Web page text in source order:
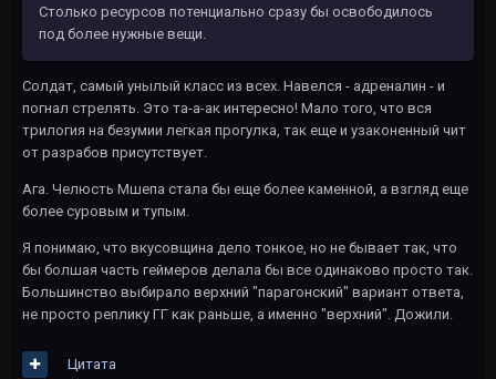
Столько ресурсов потенциально сразу бы освободилось
под более нужные вещи.
Солдат, самый унылый класс из всех. Навелся - адреналин - и
погнал стрелять. Это та-а-ак интересно! Мало того, что вся
трилогия на безумии легкая прогулка, так еще и узаконенный чит
от разрабов присутствует.
Ага. Челюсть Мшепа стала бы еще более каменной, а взгляд еще
более суровым и тупым.
Я понимаю, что вкусовщина дело тонкое, но не бывает так, что
бы болшая часть геймеров делала бы все одинаково просто так.
Большинство выбирало верхний "парагонский" вариант ответа,
не просто реплику ГГ как раньше, а именно "верхний". Дожили.
Цитата